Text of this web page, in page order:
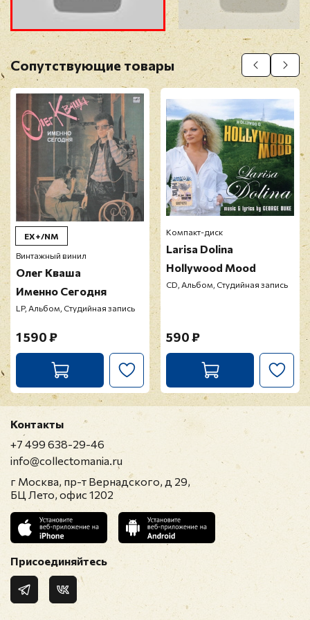
Прикрепить фото
Оставить отзыв
Перед публикацией отзывы проходят
модерацию
Сопутствующие товары
EX+/NM
Винтажный винил
Олег Кваша
Именно Сегодня
LP, Альбом, Студийная запись
1 590 ₽
Компакт-диск
Larisa Dolina
Hollywood Mood
CD, Альбом, Студийная запись
590 ₽
Контакты
+7 499 638-29-46
info@collectomania.ru
г Москва, пр-т Вернадского, д 29,
БЦ Лето, офис 1202
Присоединяйтесь